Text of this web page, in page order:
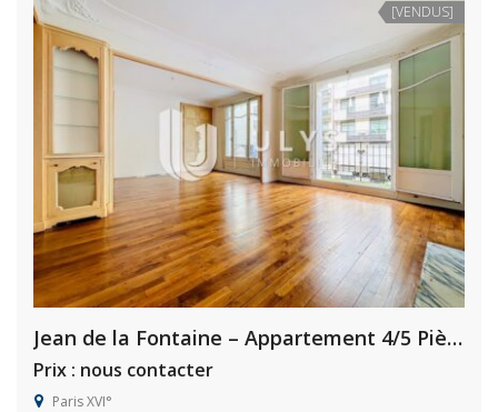
[VENDUS]
Jean de la Fontaine – Appartement 4/5 Pièces à Rafraichir
Prix : nous contacter
Paris XVI°